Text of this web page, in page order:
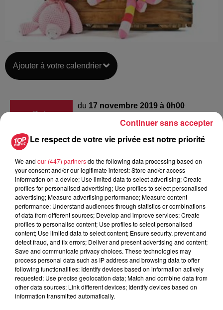
Ajouter à votre calendrier
Date
du 17 novembre 2019 à 0h00
17 novembre 2019 à 0h00
Lieu Sand
Organisateur
Walter marie
0674011954
waltermarie67@orange.fr
Tarif Gratuit
Le respect de votre vie privée est notre priorité
We and our (447) partnersdo the following data processing based on
your consent and/or our legitimate interest: Store and/or access
information on a device; Use limited data to select advertising; Create
profiles for personalised advertising; Use profiles to select personalised
advertising; Measure advertising performance; Measure content
performance; Understand audiences through statistics or combinations
of data from different sources; Develop and improve services; Create
profiles to personalise content; Use profiles to select personalised
content; Use limited data to select content; Ensure security, prevent and
detect fraud, and fix errors; Deliver and present advertising and content;
Save and communicate privacy choices. These technologies may
process personal data such as IP address and browsing data to offer
following functionalities: Identify devices based on information actively
requested; Use precise geolocation data; Match and combine data from
other data sources; Link different devices; Identify devices based on
information transmitted automatically.
Continuer sans accepter